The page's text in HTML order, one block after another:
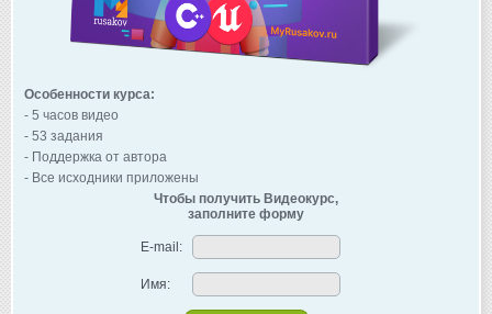
Особенности курса:
- 5 часов видео
- 53 задания
- Поддержка от автора
- Все исходники приложены
Чтобы получить Видеокурс,
заполните форму
E-mail:
Имя: